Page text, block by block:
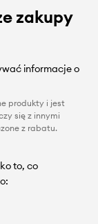
zakupy
informacje o
produkty i jest
się z innymi
z rabatu.
to, co